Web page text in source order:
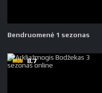
Bendruomenė 1 sezonas
8.7